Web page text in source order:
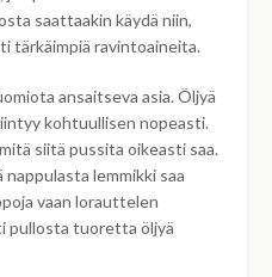
saattaakin käydä niin,
tärkäimpiä ravintoaineita.
ansaitseva asia. Öljyä
kohtuullisen nopeasti.
siitä pussita oikeasti saa.
lemmikki saa
vaan lorauttelen
pullosta tuoretta öljyä